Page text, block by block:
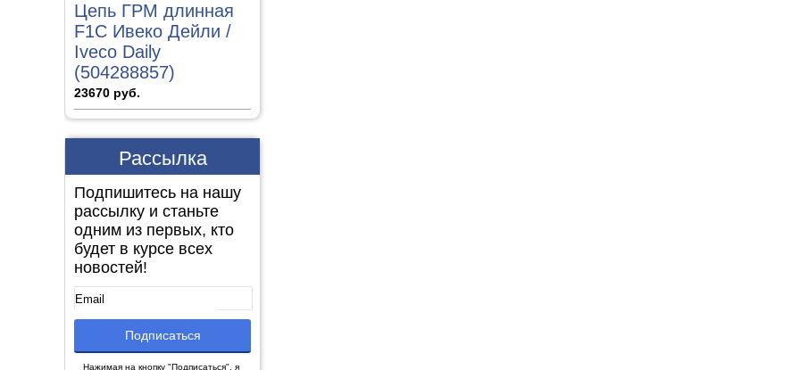
Цепь ГРМ длинная
F1C Ивеко Дейли /
Iveco Daily
(504288857)
23670 руб.
Рассылка
Подпишитесь на нашу
рассылку и станьте
одним из первых, кто
будет в курсе всех
новостей!
Нажимая на кнопку "Подписаться", я